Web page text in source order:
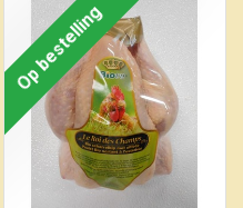
Op bestelling